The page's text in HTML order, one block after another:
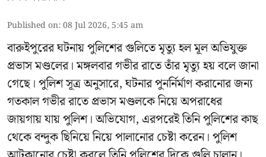
Published on:08 Jul 2026, 5:45 am
বারুইপুরের ঘটনায় পুলিশের গুলিতে মৃত্যু হল মূল অভিযুক্ত
প্রভাস মণ্ডলের। মঙ্গলবার গভীর রাতে তাঁর মৃত্যু হয় বলে জানা
গেছে। পুলিশ সূত্র অনুসারে, ঘটনার পুনর্নির্মাণ করানোর জন্য
গতকাল গভীর রাতে প্রভাস মণ্ডলকে নিয়ে অপরাধের
জায়গায় যায় পুলিশ। অভিযোগ, এরপরেই তিনি পুলিশের কাছ
থেকে বন্দুক ছিনিয়ে নিয়ে পালানোর চেষ্টা করেন। পুলিশ